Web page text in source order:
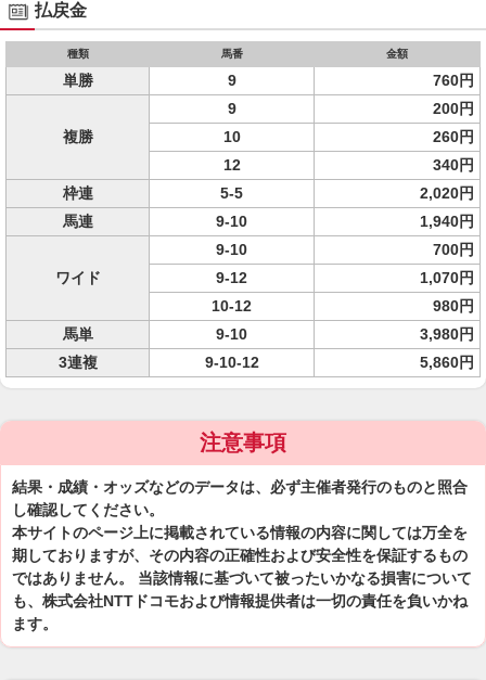
払戻金
種類 馬番 金額
単勝 9 760円
複勝
9
200円
10
260円
12
340円
枠連
5-5
2,020円
馬連
9-10 1,940円
ワイド
9-10
700円
9-12
1,070円
10-12
980円
馬単
9-10
3,980円
3連複
9-10-12 5,860円
注意事項
結果・成績・オッズなどのデータは、必ず主催者発行のものと照合
し確認してください。
本サイトのページ上に掲載されている情報の内容に関しては万全を
期しておりますが、その内容の正確性および安全性を保証するもの
ではありません。 当該情報に基づいて被ったいかなる損害について
も、株式会社NTTドコモおよび情報提供者は一切の責任を負いかね
ます。